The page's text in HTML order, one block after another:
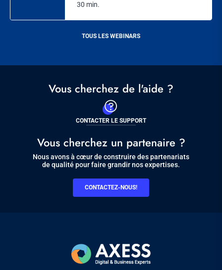
TOUS LES WEBINARS
30 min.
Vous cherchez de l'aide ?
CONTACTER LE SUPPORT
Vous cherchez un partenaire ?
Nous avons à cœur de construire des partenariats
de qualité pour faire grandir nos expertises.
CONTACTEZ-NOUS!